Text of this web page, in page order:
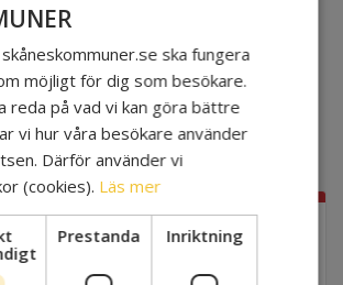
Star Hotel
EVENEMANGSINFO
ska fungera
möjligt för dig som besökare.
reda på vad vi kan göra bättre
vi hur våra besökare använder
Därför använder vi
(cookies). Läs mer
Prestanda Inriktning